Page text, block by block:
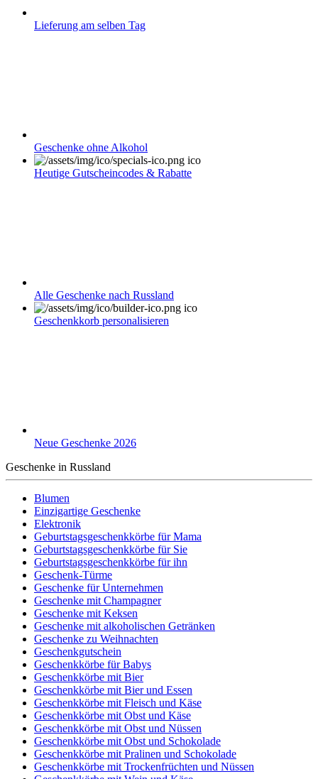
Lieferung am selben Tag
Geschenke ohne Alkohol
Heutige Gutscheincodes & Rabatte
Alle Geschenke nach Russland
Geschenkkorb personalisieren
Neue Geschenke 2026
Geschenke in Russland
Blumen
Einzigartige Geschenke
Elektronik
Geburtstagsgeschenkkörbe für Mama
Geburtstagsgeschenkkörbe für Sie
Geburtstagsgeschenkkörbe für ihn
Geschenk-Türme
Geschenke für Unternehmen
Geschenke mit Champagner
Geschenke mit Keksen
Geschenke mit alkoholischen Getränken
Geschenke zu Weihnachten
Geschenkgutschein
Geschenkkörbe für Babys
Geschenkkörbe mit Bier
Geschenkkörbe mit Bier und Essen
Geschenkkörbe mit Fleisch und Käse
Geschenkkörbe mit Obst und Käse
Geschenkkörbe mit Obst und Nüssen
Geschenkkörbe mit Obst und Schokolade
Geschenkkörbe mit Pralinen und Schokolade
Geschenkkörbe mit Trockenfrüchten und Nüssen